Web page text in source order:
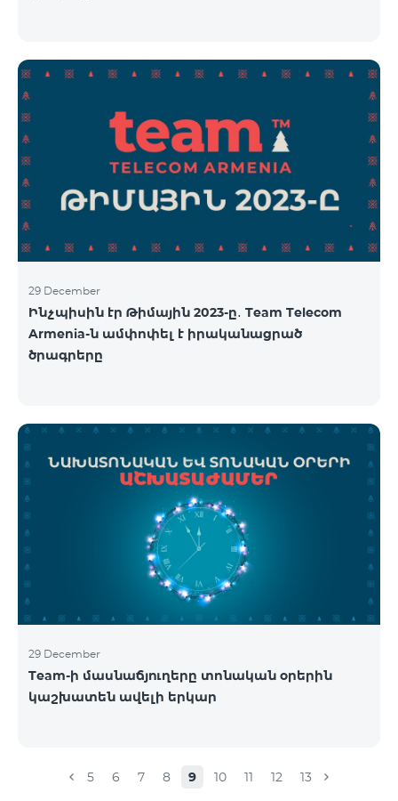
29 December
Ինչպիսին էր Թիմային 2023-ը․ Team Telecom
Armenia-ն ամփոփել է իրականացրած
ծրագրերը
29 December
Team-ի մասնաճյուղերը տոնական օրերին
կաշխատեն ավելի երկար
5 6 7 8 9 10 11 12 13